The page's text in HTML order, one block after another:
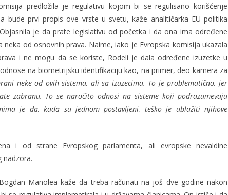
predložila je regulativu kojom bi se regulisano korišćenje
bude prvi propis ove vrste u svetu, kaže analitičarka EU politika
je da prate legislativu od početka i da ona ima određene
od osnovnih prava. Naime, iako je Evropska komisija ukazala
i ne mogu da se koriste, Rodeli je dala određene izuzetke u
na biometrijsku identifikaciju kao, na primer, deo kamera za
neke od ovih sistema, ali sa izuzecima. To je problematično, jer
zabranu. To se naročito odnosi na sisteme koji podrazumevaju
je da, kada su jednom postavljeni, teško je ublažiti njihove
i od strane Evropskog parlamenta, ali evropske nevaldine
nadzora.
Manolea kaže da treba računati na još dve godine nakon